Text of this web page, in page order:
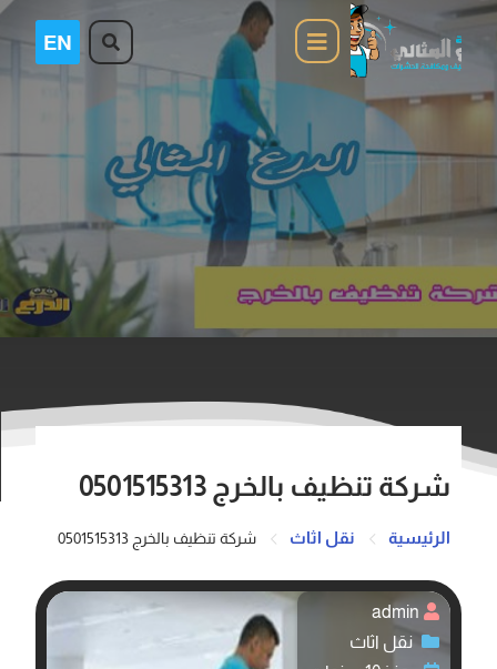
شركة تنظيف بالخرج 0501515313
الرئيسية نقل اثاث شركة تنظيف بالخرج 0501515313
admin
نقل اثاث